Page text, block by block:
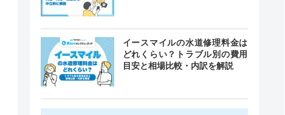
イースマイルの水道修理料金は
どれくらい？トラブル別の費用
目安と相場比較・内訳を解説